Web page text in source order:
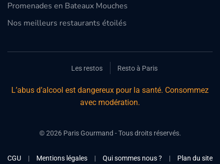
Promenades en Bateaux Mouches
Nos meilleurs restaurants étoilés
Les restos Resto à Paris
L’abus d’alcool est dangereux pour la santé. Consommez
avec modération.
©2026Paris Gourmand - Tous droits réservés.
CGU | Mentions légales | Qui sommes nous ? | Plan du site